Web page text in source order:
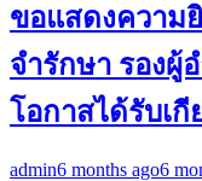
ขอแสดงความ
จำรักษา รองผู้
โอกาสได้รับเกี
admin6 months ago6